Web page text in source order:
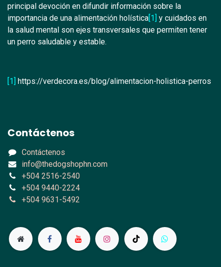
principal devoción en difundir información sobre la
importancia de una alimentación holística[1] y cuidados en
la salud mental son ejes transversales que permiten tener
un perro saludable y estable.
[1] https://verdecora.es/blog/alimentacion-holistica-perros
Contáctenos
Contáctenos
info@thedogshophn.com
+504 2516-2540
+504 9440-2224
+504 9631-5492